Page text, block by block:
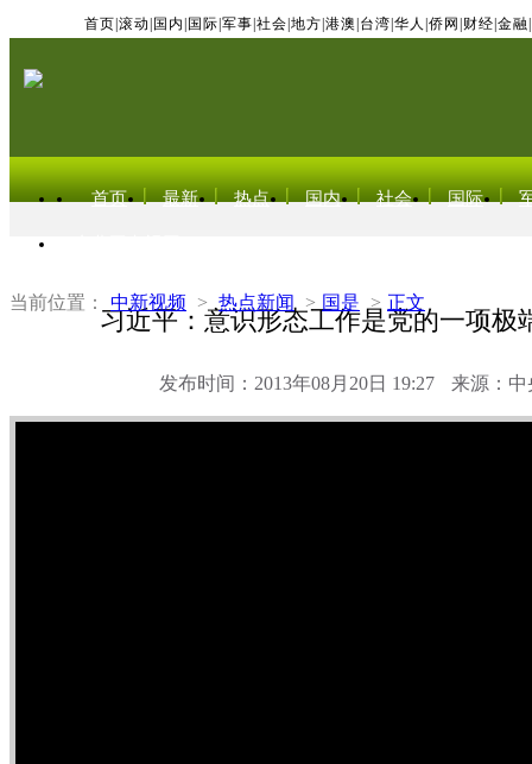
首页 滚动 国内 国际 军事 社会 地方 港澳 台湾 华人 侨网 财经 金融
首页 最新 热点 国内 社会 国际
当前位置： 中新视频 > 热点新闻 > 国是 > 正文
习近平：意识形态工作是党的一项极
发布时间：2013年08月20日 19:27 来源：中